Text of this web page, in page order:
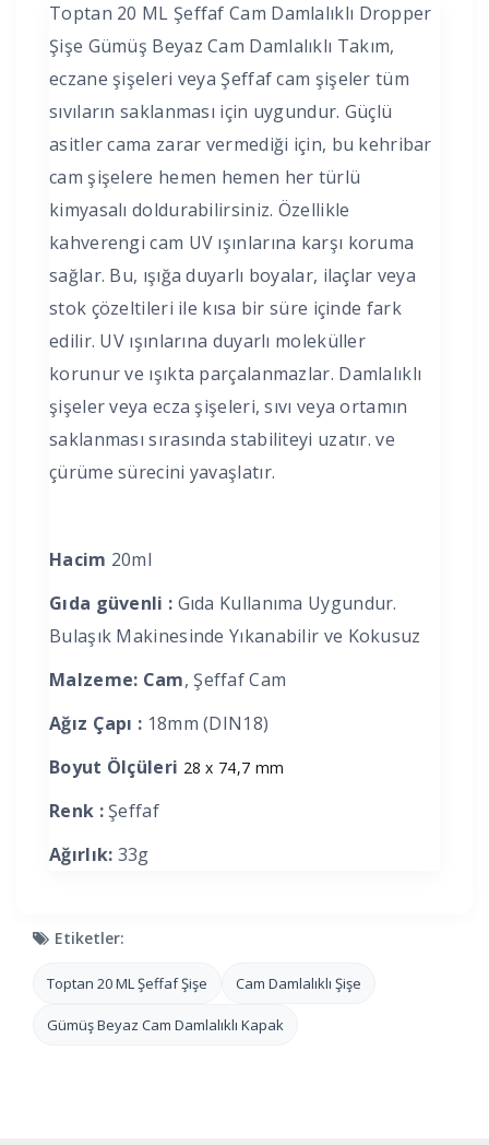
Toptan 20 ML Şeffaf Cam Damlalıklı Dropper
Şişe Gümüş Beyaz Cam Damlalıklı Takım,
eczane şişeleri veya Şeffaf cam şişeler tüm
sıvıların saklanması için uygundur. Güçlü
asitler cama zarar vermediği için, bu kehribar
cam şişelere hemen hemen her türlü
kimyasalı doldurabilirsiniz. Özellikle
kahverengi cam UV ışınlarına karşı koruma
sağlar. Bu, ışığa duyarlı boyalar, ilaçlar veya
stok çözeltileri ile kısa bir süre içinde fark
edilir. UV ışınlarına duyarlı moleküller
korunur ve ışıkta parçalanmazlar. Damlalıklı
şişeler veya ecza şişeleri, sıvı veya ortamın
saklanması sırasında stabiliteyi uzatır. ve
çürüme sürecini yavaşlatır.
Hacim 20ml
Gıda güvenli : Gıda Kullanıma Uygundur.
Bulaşık Makinesinde Yıkanabilir ve Kokusuz
Malzeme: Cam, Şeffaf Cam
Ağız Çapı : 18mm (DIN18)
Boyut Ölçüleri 28 x 74,7 mm
Renk :Şeffaf
Ağırlık: 33g
Etiketler:
Toptan 20 ML Şeffaf Şişe Cam Damlalıklı Şişe
Gümüş Beyaz Cam Damlalıklı Kapak